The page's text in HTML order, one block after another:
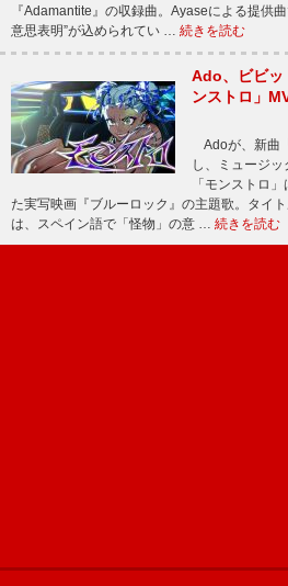
『Adamantite』の収録曲。Ayaseによる提供
意思表明”が込められてい … 続きを読む
Ado、ビビッ
ンストロ」
Adoが、新曲
し、ミュージ
「モンストロ
た実写映画『ブルーロック』の主題歌。タイ
は、スペイン語で「怪物」の意 … 続きを読む